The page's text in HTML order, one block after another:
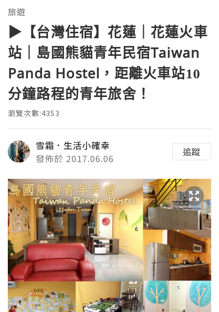
旅遊
▶【台灣住宿】花蓮｜花蓮火車
站｜島國熊貓青年民宿Taiwan
Panda Hostel，距離火車站10
分鐘路程的青年旅舍！
瀏覽次數:4353
雪霜．生活小確幸
發佈於 2017.06.06
追蹤